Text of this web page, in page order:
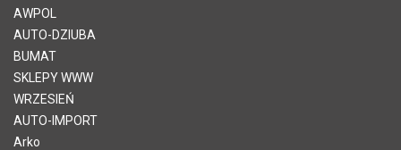
AWPOL
AUTO-DZIUBA
BUMAT
SKLEPY WWW
WRZESIEŃ
AUTO-IMPORT
Arko